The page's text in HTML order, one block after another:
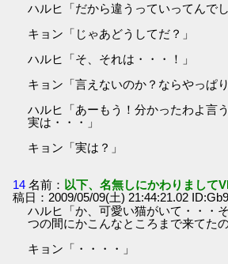
ハルヒ「だから違うっていってんでし
キョン「じゃあどうしてだ？」
ハルヒ「そ、それは・・・！」
キョン「言えないのか？ならやっぱ
ハルヒ「あーもう！分かったわよ言
実は・・・」
キョン「実は？」
14 名前： 以下、名無しにかわりまして
稿日：2009/05/09(土) 21:44:21.02
ハルヒ「か、可愛い猫がいて・・・
つの間にかこんなところまで来てた
キョン「・・・・」